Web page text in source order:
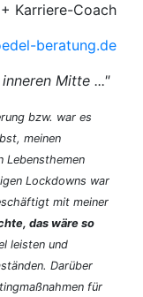
Karriere-Coach
beratung.de
Mitte ..."
bzw. war es
meinen
Lebensthemen
Lockdowns war
mit meiner
das wäre so
leisten und
Darüber
für